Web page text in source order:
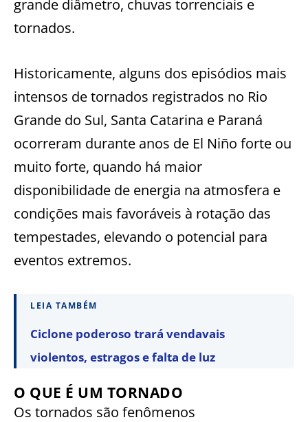
grande diâmetro, chuvas torrenciais e
tornados.
Historicamente, alguns dos episódios mais
intensos de tornados registrados no Rio
Grande do Sul, Santa Catarina e Paraná
ocorreram durante anos de El Niño forte ou
muito forte, quando há maior
disponibilidade de energia na atmosfera e
condições mais favoráveis à rotação das
tempestades, elevando o potencial para
eventos extremos.
LEIA TAMBÉM
Ciclone poderoso trará vendavais
violentos, estragos e falta de luz
O QUE É UM TORNADO
Os tornados são fenômenos